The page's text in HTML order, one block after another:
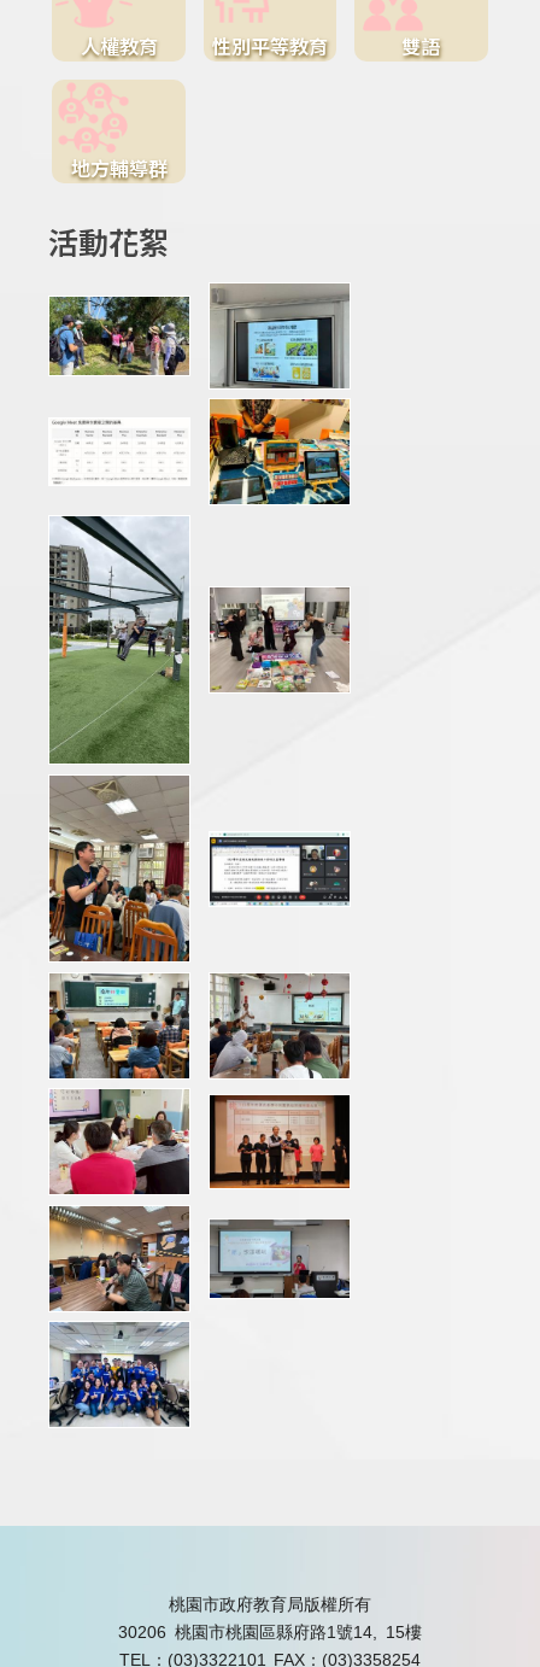
人權教育 性別平等教育 雙語
地方輔導群
活動花絮
桃園市政府教育局版權所有
30206 桃園市桃園區縣府路1號14, 15樓
TEL：(03)3322101
FAX：(03)3358254